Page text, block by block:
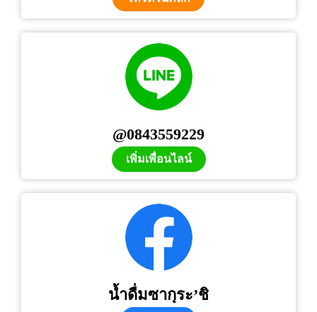
@0843559229
เพิ่มเพื่อนไลน์
น้ำดื่มซากุระ’ชิ